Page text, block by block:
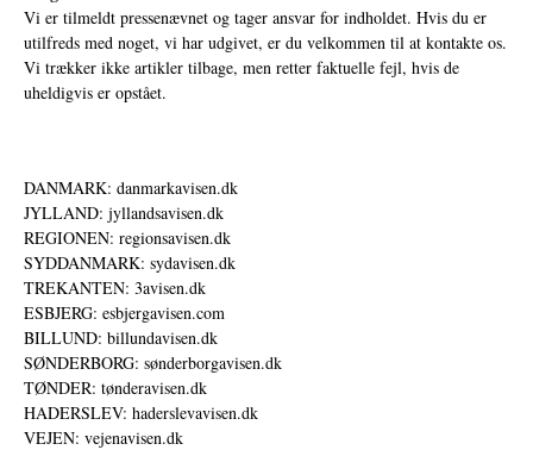
Vi er tilmeldt pressenævnet og tager ansvar for indholdet. Hvis du er
utilfreds med noget, vi har udgivet, er du velkommen til at kontakte os.
Vi trækker ikke artikler tilbage, men retter faktuelle fejl, hvis de
uheldigvis er opstået.
DANMARK: danmarkavisen.dk
JYLLAND: jyllandsavisen.dk
REGIONEN: regionsavisen.dk
SYDDANMARK: sydavisen.dk
TREKANTEN: 3avisen.dk
ESBJERG: esbjergavisen.com
BILLUND: billundavisen.dk
SØNDERBORG: sønderborgavisen.dk
TØNDER: tønderavisen.dk
HADERSLEV: haderslevavisen.dk
VEJEN: vejenavisen.dk